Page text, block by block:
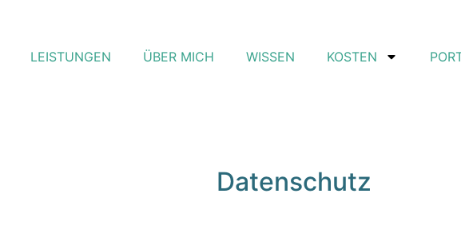
LEISTUNGEN ÜBER MICH WISSEN KOSTEN
Datenschutz